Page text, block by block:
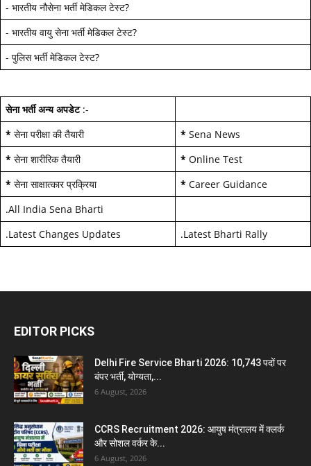
- भारतीय नौसेना भर्ती मेडिकल टेस्ट?
- भारतीय वायु सेना भर्ती मेडिकल टेस्ट?
- पुलिस भर्ती मेडिकल टेस्ट?
सेना भर्ती अन्य अपडेट:-
* सेना परीक्षा की तैयारी * Sena News
* सेना शारीरिक तैयारी * Online Test
* सेना साक्षात्कार प्रक्रिया * Career Guidance
.All India Sena Bharti
.Latest Changes Updates .Latest Bharti Rally
EDITOR PICKS
Delhi Fire Service Bharti 2026: 10,743 पदों पर
बंपर भर्ती, योग्यता,...
6 August, 2026
CCRS Recruitment 2026: आयुष मंत्रालय में क्लर्क
और सोशल वर्कर के...
6 August, 2026